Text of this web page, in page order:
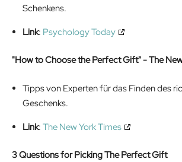
Schenkens.
Link: Psychology Today
"How to Choose the Perfect Gift" - The
Tipps von Experten für das Finden des
Geschenks.
Link: The New York Times
3 Questions for Picking The Perfect Gift